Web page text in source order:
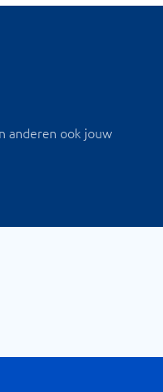
anderen ook jouw